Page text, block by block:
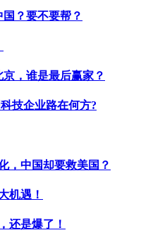
？要不要帮？
，谁是最后赢家？
技企业路在何方?
，中国却要救美国？
机遇！
还是爆了！